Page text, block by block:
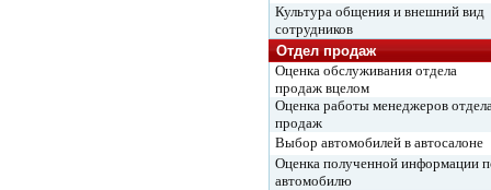
Культура общения и внешний вид
сотрудников
Отдел продаж
Оценка обслуживания отдела
продаж вцелом
Оценка работы менеджеров
продаж
Выбор автомобилей в автосалоне
Оценка полученной информации
автомобилю